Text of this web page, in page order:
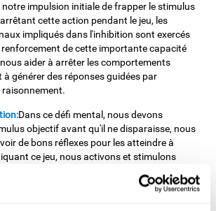
impulsion initiale de frapper le stimulus
cette action pendant le jeu, les
impliqués dans l'inhibition sont exercés
de cette importante capacité
aider à arrêter les comportements
à générer des réponses guidées par
raisonnement.
Dans ce défi mental, nous devons
objectif avant qu'il ne disparaisse, nous
de bons réflexes pour les atteindre à
ce jeu, nous activons et stimulons
nous aider à agir rapidement face à différents